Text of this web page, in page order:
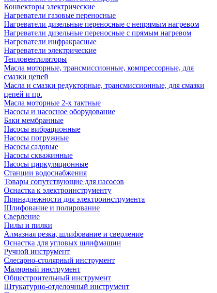
Конвекторы электрические
Нагреватели газовые переносные
Нагреватели дизельные переносные с непрямым нагревом
Нагреватели дизельные переносные с прямым нагревом
Нагреватели инфракрасные
Нагреватели электрические
Тепловентиляторы
Масла моторные, трансмиссионные, компрессорные, для
смазки цепей
Масла и смазки редукторные, трансмиссионные, для смазки
цепей и пр.
Масла моторные 2-х тактные
Насосы и насосное оборудование
Баки мембранные
Насосы вибрационные
Насосы погружные
Насосы садовые
Насосы скважинные
Насосы циркуляционные
Станции водоснабжения
Товары сопутствующие для насосов
Оснастка к электроинструменту
Принадлежности для электроинструмента
Шлифование и полирование
Сверление
Пилы и пилки
Алмазная резка, шлифование и сверление
Оснастка для угловых шлифмашин
Ручной инструмент
Слесарно-столярный инструмент
Малярный инструмент
Общестроительный инструмент
Штукатурно-отделочный инструмент